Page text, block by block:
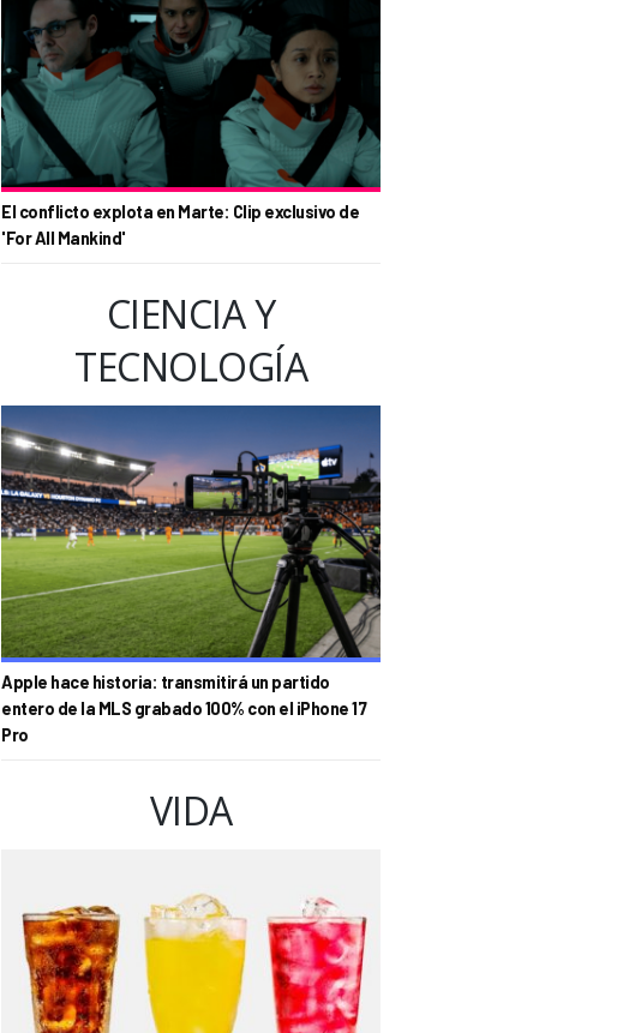
El conflicto explota en Marte: Clip exclusivo de
'For All Mankind'
CIENCIA Y
TECNOLOGÍA
Apple hace historia: transmitirá un partido
entero de la MLS grabado 100% con el iPhone 17
Pro
VIDA